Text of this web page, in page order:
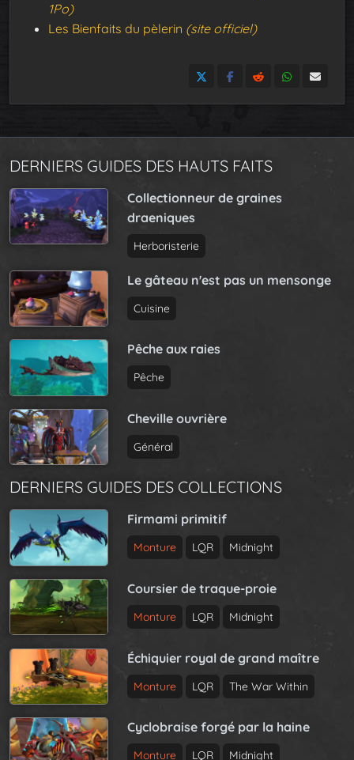
1Po)
Les Bienfaits du pèlerin (site officiel)
DERNIERS GUIDES DES HAUTS FAITS
Collectionneur de graines
draeniques
Herboristerie
Le gâteau n'est pas un mensonge
Cuisine
Pêche aux raies
Pêche
Cheville ouvrière
Général
DERNIERS GUIDES DES COLLECTIONS
Firmami primitif
Monture LQR Midnight
Coursier de traque-proie
Monture LQR Midnight
Échiquier royal de grand maître
Monture LQR The War Within
Cyclobraise forgé par la haine
Monture LQR Midnight